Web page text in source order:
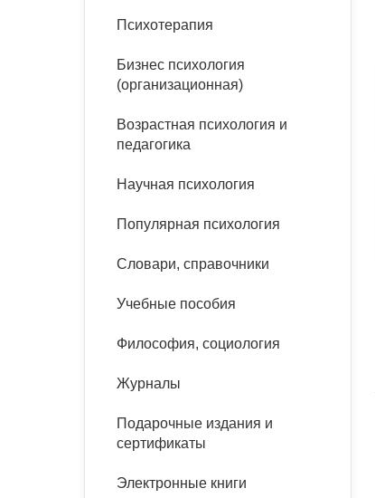
Расстройства пищевого
Тревожные расстройства,
Песочная терапия
Психодрама
Сказкотерапия
Другие направления
психотерапии
Классический, эриксоновский
Психология труда и
Психофизиология
Социальная психология
Социальная и
Учебная литература
Классический и юнгианский
Психотерапия
Бизнес психология
(организационная)
Возрастная психология и
педагогика
Научная психология
Популярная психология
Словари, справочники
Учебные пособия
Философия, социология
Журналы
Подарочные издания и
сертификаты
Электронные книги